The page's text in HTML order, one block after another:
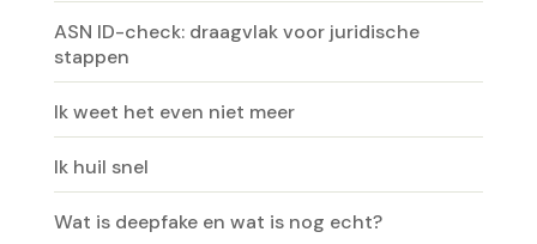
ASN ID-check: draagvlak voor juridische
stappen
Ik weet het even niet meer
Ik huil snel
Wat is deepfake en wat is nog echt?